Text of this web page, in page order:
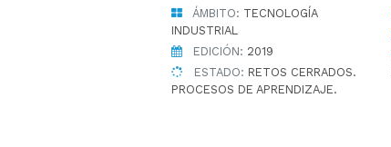
ÁMBITO: TECNOLOGÍA
INDUSTRIAL
EDICIÓN: 2019
ESTADO: RETOS CERRADOS.
PROCESOS DE APRENDIZAJE.